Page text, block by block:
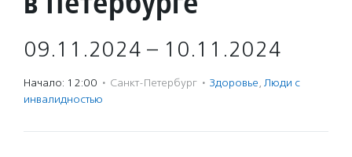
09.11.2024 – 10.11.2024
Начало: 12:00 · Санкт-Петербург · Здоровье, Люди с
инвалидностью